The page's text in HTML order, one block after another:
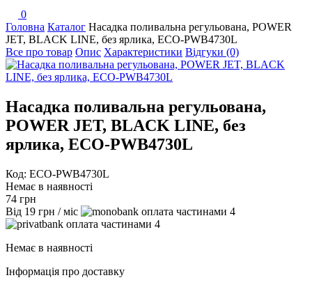
0
Головна Каталог Насадка поливальна регульована, POWER
JET, BLACK LINE, без ярлика, ECO-PWB4730L
Все про товар Опис Характеристики Відгуки (0)
Насадка поливальна регульована,
POWER JET, BLACK LINE, без
ярлика, ECO-PWB4730L
Код: ECO-PWB4730L
Немає в наявності
74 грн
Від 19 грн / міс
4
4
Немає в наявності
Інформація про доставку